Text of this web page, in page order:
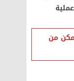
من